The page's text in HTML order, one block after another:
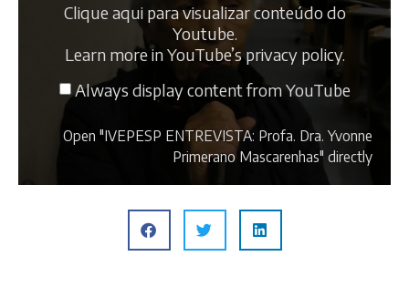
Clique aqui para visualizar conteúdo do
Youtube.
Learn more inYouTube’s privacy policy.
Always display content from YouTube
Open "IVEPESP ENTREVISTA: Profa. Dra. Yvonne
Primerano Mascarenhas" directly